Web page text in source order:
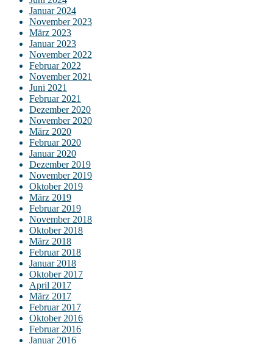
Januar 2024
November 2023
März 2023
Januar 2023
November 2022
Februar 2022
November 2021
Juni 2021
Februar 2021
Dezember 2020
November 2020
März 2020
Februar 2020
Januar 2020
Dezember 2019
November 2019
Oktober 2019
März 2019
Februar 2019
November 2018
Oktober 2018
März 2018
Februar 2018
Januar 2018
Oktober 2017
April 2017
März 2017
Februar 2017
Oktober 2016
Februar 2016
Januar 2016